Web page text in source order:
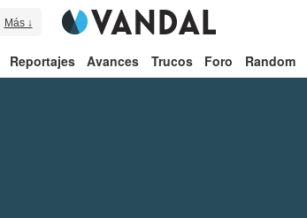
Más ↓
Reportajes Avances Trucos Foro Random